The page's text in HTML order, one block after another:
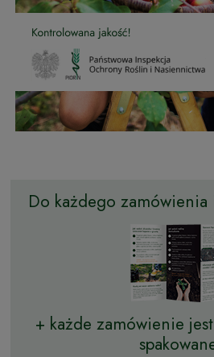
Do każdego
+ każde zamówienie jest